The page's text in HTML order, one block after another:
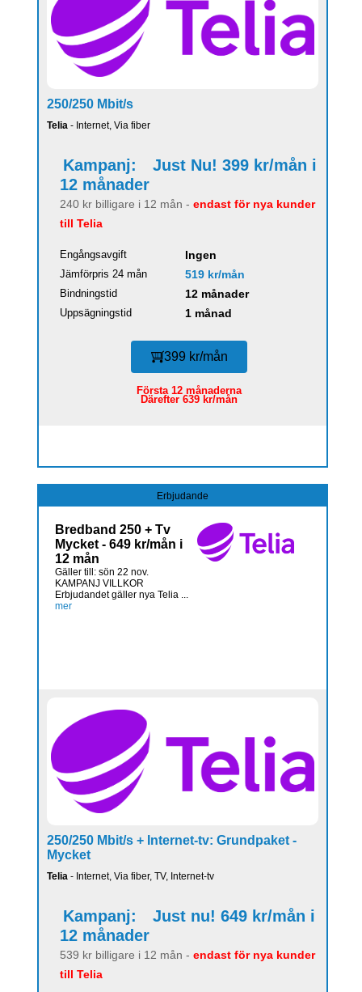
250/250 Mbit/s
Telia - Internet, Via fiber
Kampanj:
Just Nu! 399 kr/mån i
12 månader
240 kr billigare i 12 mån - endast för nya kunder
till Telia
Engångsavgift Ingen
Jämförpris 24 mån 519 kr/mån
Bindningstid 12 månader
Uppsägningstid 1 månad
399 kr/mån
Första 12 månaderna
Därefter 639 kr/mån
Erbjudande
Bredband 250 + Tv
Mycket - 649 kr/mån i
12 mån
Gäller till: sön 22 nov.
KAMPANJ VILLKOR
Erbjudandet gäller nya Telia ...
mer
250/250 Mbit/s + Internet-tv: Grundpaket -
Mycket
Telia - Internet, Via fiber, TV, Internet-tv
Kampanj:
Just nu! 649 kr/mån i
12 månader
539 kr billigare i 12 mån - endast för nya kunder
till Telia